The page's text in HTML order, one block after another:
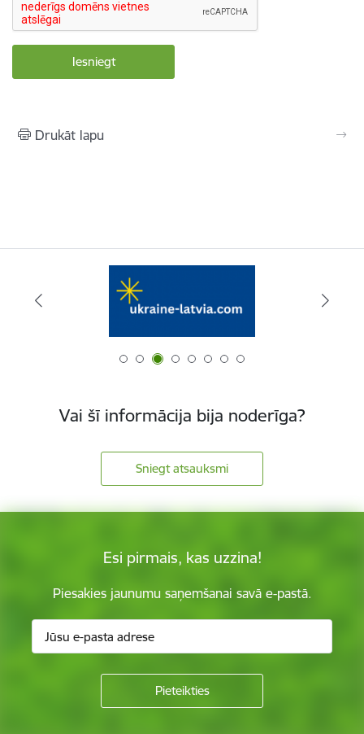
Drukāt lapu
Vai šī informācija bija noderīga?
Sniegt atsauksmi
Esi pirmais, kas uzzina!
Piesakies jaunumu saņemšanai savā e-pastā.